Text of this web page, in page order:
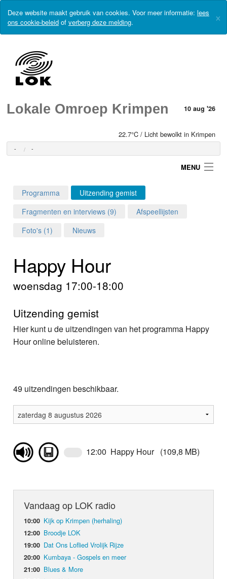
Deze website maakt gebruik van cookies. Voor meer informatie: lees
ons cookie-beleid of verberg deze melding. ×
Lokale Omroep Krimpen 10 aug '26
22.7°C / Licht bewolkt in Krimpen
- -
MENU
Home
Nieuws
Video
Programma
Uitzending gemist
Fragmenten en interviews (9)
Afspeellijsten
Foto's (1)
Nieuws
Happy Hour
woensdag 17:00-18:00
Uitzending gemist
Hier kunt u de uitzendingen van het programma Happy
Hour online beluisteren.
49 uitzendingen beschikbaar.
12:00 Happy Hour (109,8 MB)
Vandaag op LOK radio
10:00 Kijk op Krimpen (herhaling)
12:00 Broodje LOK
19:00 Dat Ons Loflied Vrolijk Rijze
20:00 Kumbaya - Gospels en meer
21:00 Blues & More